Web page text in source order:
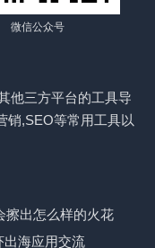
微信公众号
他三方平台的工具导
销,SEO等常用工具以
擦出怎么样的火花
出海应用交流